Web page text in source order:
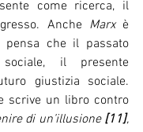
come ricerca, il
Anche Marx è
pensa che il passato
il presente
giustizia sociale.
scrive un libro contro
di un’illusione [11]